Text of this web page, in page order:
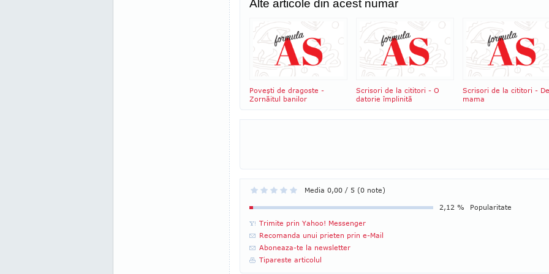
Alte articole din acest numar
Poveşti de dragoste -
Zornăitul banilor
Scrisori de la cititori - O
datorie împlinită
Scrisori de la cititori -
mama
Media 0,00 / 5 (0 note)
Popularitate
2,12 %
Trimite prin Yahoo! Messenger
Recomanda unui prieten prin e-Mail
Aboneaza-te la newsletter
Tipareste articolul